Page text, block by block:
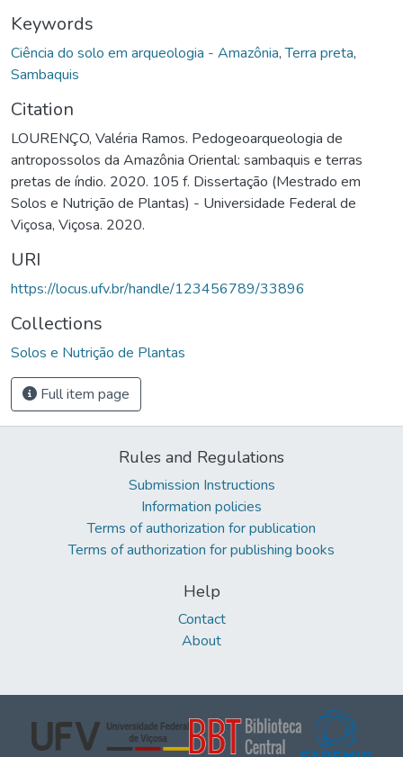
Keywords
Ciência do solo em arqueologia - Amazônia,Terra preta,
Sambaquis
Citation
LOURENÇO, Valéria Ramos. Pedogeoarqueologia de
antropossolos da Amazônia Oriental: sambaquis e terras
pretas de índio. 2020. 105 f. Dissertação (Mestrado em
Solos e Nutrição de Plantas) - Universidade Federal de
Viçosa, Viçosa. 2020.
URI
https://locus.ufv.br/handle/123456789/33896
Collections
Solos e Nutrição de Plantas
Full item page
Rules and Regulations
Submission Instructions
Information policies
Terms of authorization for publication
Terms of authorization for publishing books
Help
Contact
About